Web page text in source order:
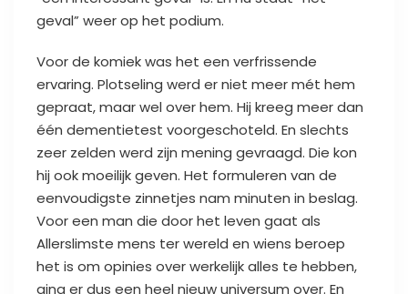
geval” weer op het podium.
Voor de komiek was het een verfrissende
ervaring. Plotseling werd er niet meer mét hem
gepraat, maar wel over hem. Hij kreeg meer dan
één dementietest voorgeschoteld. En slechts
zeer zelden werd zijn mening gevraagd. Die kon
hij ook moeilijk geven. Het formuleren van de
eenvoudigste zinnetjes nam minuten in beslag.
Voor een man die door het leven gaat als
Allerslimste mens ter wereld en wiens beroep
het is om opinies over werkelijk alles te hebben,
ging er dus een heel nieuw universum over. En